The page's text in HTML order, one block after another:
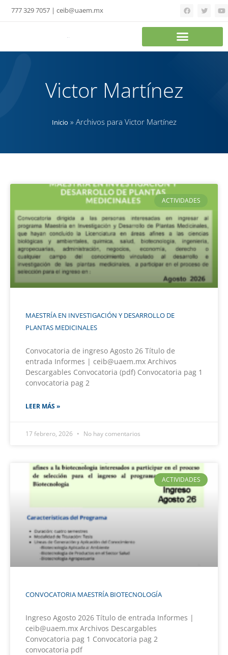
777 329 7057 | ceib@uaem.mx
Victor Martínez
Inicio » Archivos para Victor Martínez
ACTIVIDADES
MAESTRÍA EN INVESTIGACIÓN Y DESARROLLO DE
PLANTAS MEDICINALES
Convocatoria de ingreso Agosto 26 Título de
entrada Informes | ceib@uaem.mx Archivos
Descargables Convocatoria (pdf) Convocatoria pag 1
convocatoria pag 2
LEER MÁS »
17 febrero, 2026 No hay comentarios
ACTIVIDADES
CONVOCATORIA MAESTRÍA BIOTECNOLOGÍA
Ingreso Agosto 2026 Título de entrada Informes |
ceib@uaem.mx Archivos Descargables
Convocatoria pag 1 Convocatoria pag 2
convocatoria pdf